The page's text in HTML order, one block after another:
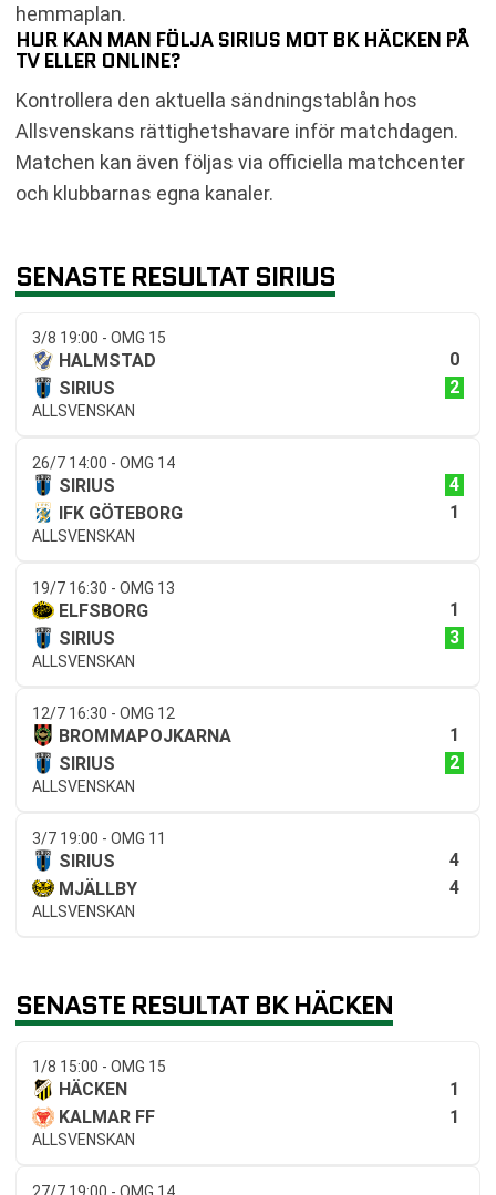
hemmaplan.
HUR KAN MAN FÖLJA SIRIUS MOT BK HÄCKEN PÅ
TV ELLER ONLINE?
Kontrollera den aktuella sändningstablån hos
Allsvenskans rättighetshavare inför matchdagen.
Matchen kan även följas via officiella matchcenter
och klubbarnas egna kanaler.
SENASTE RESULTAT SIRIUS
3/8 19:00 - OMG 15
HALMSTAD
0
SIRIUS
2
ALLSVENSKAN
26/7 14:00 - OMG 14
SIRIUS
4
IFK GÖTEBORG
1
ALLSVENSKAN
19/7 16:30 - OMG 13
ELFSBORG
1
SIRIUS
3
ALLSVENSKAN
12/7 16:30 - OMG 12
BROMMAPOJKARNA
1
SIRIUS
2
ALLSVENSKAN
3/7 19:00 - OMG 11
SIRIUS
4
MJÄLLBY
4
ALLSVENSKAN
SENASTE RESULTAT BK HÄCKEN
1/8 15:00 - OMG 15
HÄCKEN
1
KALMAR FF
1
ALLSVENSKAN